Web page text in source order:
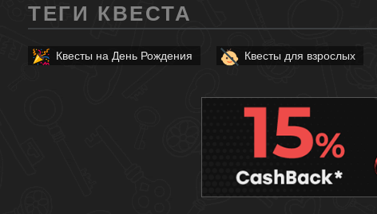
ТЕГИ КВЕСТА
Квесты на День Рождения Квесты для взрослых